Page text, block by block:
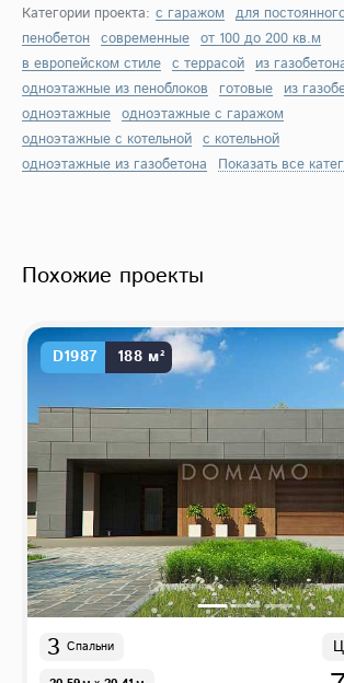
Категории проекта: с гаражом для
пенобетон современные от 100 до 200 кв.м
в европейском стиле с террасой из
одноэтажные из пеноблоков
готовые из
одноэтажные одноэтажные с гаражом
одноэтажные с котельной с котельной
одноэтажные из газобетона
Показать все
Похожие проекты
D1987 188 м²
3 Спальни